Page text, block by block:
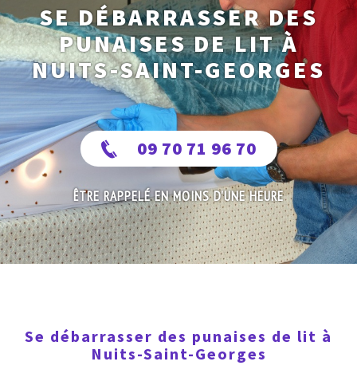
SE DÉBARRASSER DES
PUNAISES DE LIT À
NUITS-SAINT-GEORGES
09 70 71 96 70
ÊTRE RAPPELÉ EN MOINS D'UNE HEURE
Se débarrasser des punaises de lit à
Nuits-Saint-Georges